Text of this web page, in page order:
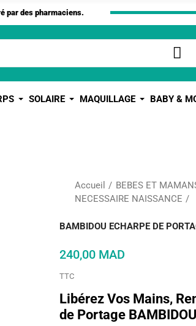
par des pharmaciens.
SOLAIRE MAQUILLAGE BABY &
Accueil BEBES ET
NECESSAIRE NAISSANCE
BAMBIDOU ECHARPE DE
240,00 MAD
TTC
Libérez Vos Mains,
de Portage